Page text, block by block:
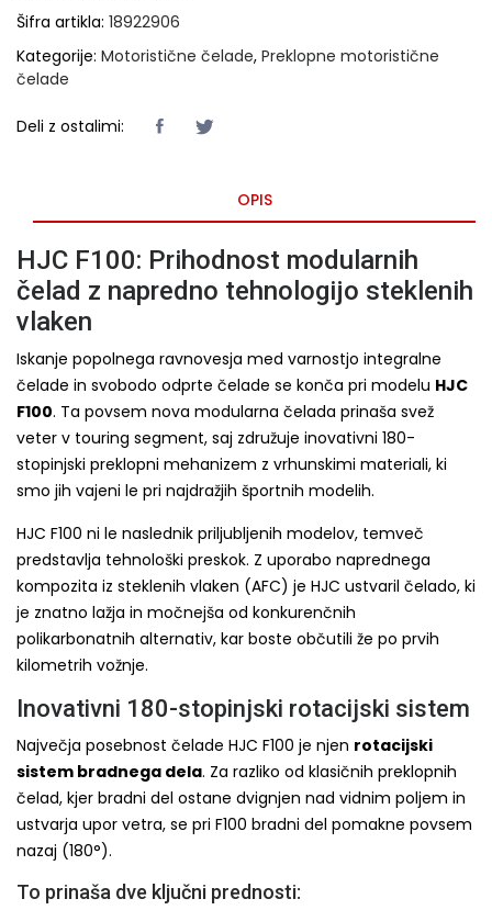
Šifra artikla: 18922906
Kategorije: Motoristične čelade, Preklopne motoristične
čelade
Deli z ostalimi:
OPIS
HJC F100: Prihodnost modularnih
čelad z napredno tehnologijo steklenih
vlaken
Iskanje popolnega ravnovesja med varnostjo integralne
čelade in svobodo odprte čelade se konča pri modelu HJC
F100. Ta povsem nova modularna čelada prinaša svež
veter v touring segment, saj združuje inovativni 180-
stopinjski preklopni mehanizem z vrhunskimi materiali, ki
smo jih vajeni le pri najdražjih športnih modelih.
HJC F100 ni le naslednik priljubljenih modelov, temveč
predstavlja tehnološki preskok. Z uporabo naprednega
kompozita iz steklenih vlaken (AFC) je HJC ustvaril čelado, ki
je znatno lažja in močnejša od konkurenčnih
polikarbonatnih alternativ, kar boste občutili že po prvih
kilometrih vožnje.
Inovativni 180-stopinjski rotacijski sistem
Največja posebnost čelade HJC F100 je njen rotacijski
sistem bradnega dela. Za razliko od klasičnih preklopnih
čelad, kjer bradni del ostane dvignjen nad vidnim poljem in
ustvarja upor vetra, se pri F100 bradni del pomakne povsem
nazaj (180°).
To prinaša dve ključni prednosti: